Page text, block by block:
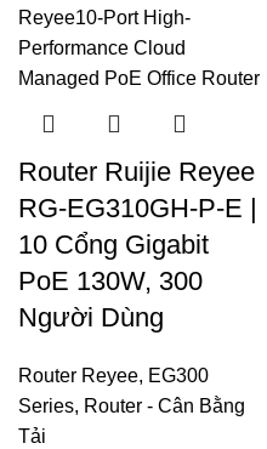
Router Ruijie Reyee
RG-EG310GH-P-E |
10 Cổng Gigabit
PoE 130W, 300
Người Dùng
Router Reyee, EG300
Series, Router - Cân Bằng
Tải